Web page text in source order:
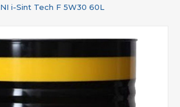
i-Sint Tech F 5W30 60L